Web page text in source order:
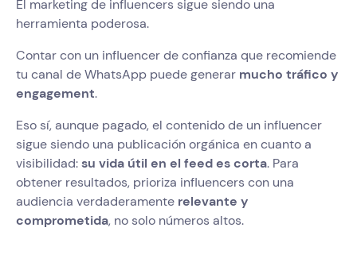
El marketing de influencers sigue siendo una
herramienta poderosa.
Contar con un influencer de confianza que recomiende
tu canal de WhatsApp puede generar mucho tráfico y
engagement.
Eso sí, aunque pagado, el contenido de un influencer
sigue siendo una publicación orgánica en cuanto a
visibilidad:su vida útil en el feed es corta. Para
obtener resultados, prioriza influencers con una
audiencia verdaderamente relevante y
comprometida, no solo números altos.